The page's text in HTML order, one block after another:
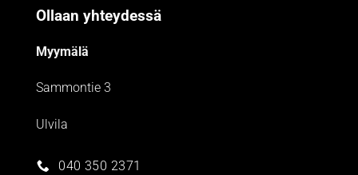
Ollaan yhteydessä
Myymälä
Sammontie 3
Ulvila
040 350 2371